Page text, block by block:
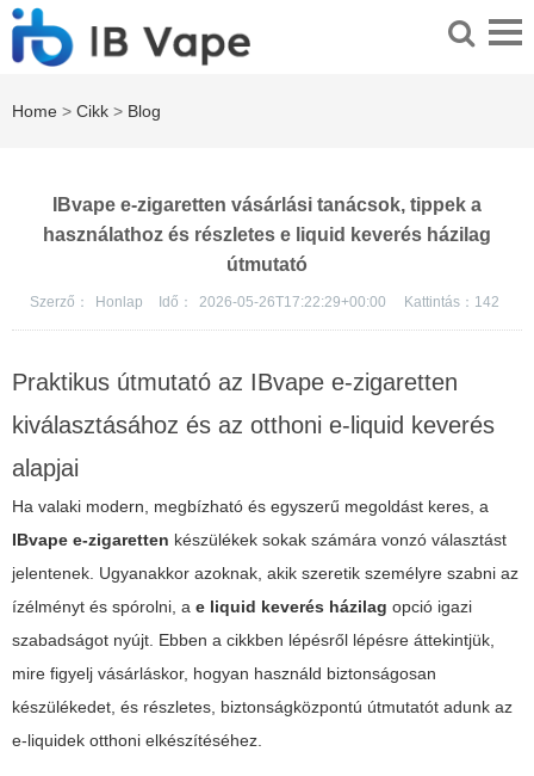
Home > Cikk > Blog
IBvape e-zigaretten vásárlási tanácsok, tippek a
használathoz és részletes e liquid keverés házilag
útmutató
Szerző： Honlap Idő： 2026-05-26T17:22:29+00:00 Kattintás： 142
Praktikus útmutató az IBvape e-zigaretten
kiválasztásához és az otthoni e-liquid keverés
alapjai
Ha valaki modern, megbízható és egyszerű megoldást keres, a
IBvape e-zigaretten készülékek sokak számára vonzó választást
jelentenek. Ugyanakkor azoknak, akik szeretik személyre szabni az
ízélményt és spórolni, a e liquid keverés házilag opció igazi
szabadságot nyújt. Ebben a cikkben lépésről lépésre áttekintjük,
mire figyelj vásárláskor, hogyan használd biztonságosan
készülékedet, és részletes, biztonságközpontú útmutatót adunk az
e-liquidek otthoni elkészítéséhez.